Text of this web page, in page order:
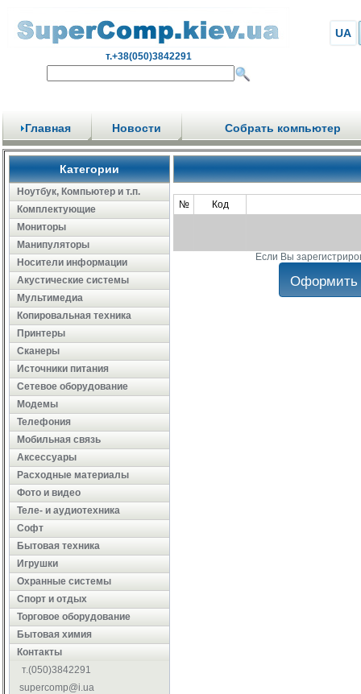
т.+38(050)3842291
UA
Главная Новости Собрать компьютер
Категории
Ноутбук, Компьютер и т.п.
Комплектующие
Мониторы
Манипуляторы
Носители информации
Акустические системы
Мультимедиа
Копировальная техника
Принтеры
Сканеры
Источники питания
Сетевое оборудование
Модемы
Телефония
Мобильная связь
Аксессуары
Расходные материалы
Фото и видео
Теле- и аудиотехника
Софт
Бытовая техника
Игрушки
Охранные системы
Cпорт и отдых
Торговое оборудование
Бытовая химия
Контакты
т.(050)3842291
supercomp@i.ua
№ Код
Если Вы